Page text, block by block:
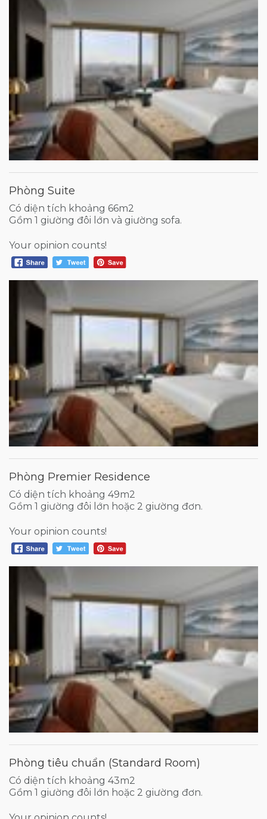
Phòng Suite
Có diện tích khoảng 66m2
Gồm 1 giường đôi lớn và giường sofa.
Your opinion counts!
Phòng Premier Residence
Có diện tích khoảng 49m2
Gồm 1 giường đôi lớn hoặc 2 giường đơn.
Your opinion counts!
Phòng tiêu chuẩn (Standard Room)
Có diện tích khoảng 43m2
Gồm 1 giường đôi lớn hoặc 2 giường đơn.